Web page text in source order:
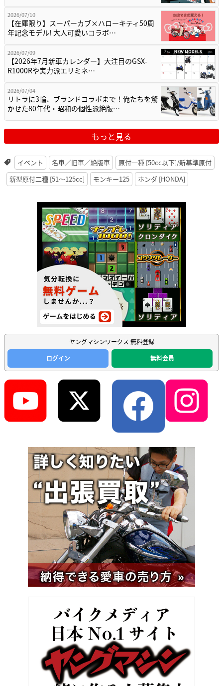
2026/07/10
【在庫限り】スーパーカブ×ハローキティ50周
年記念モデル! 大人可愛いコラボ…
2026/07/09
【2026年7月新車カレンダー】大注目のGSX-
R1000Rや実力派エリミネ…
2026/07/04
リトラに3輪、ブランドコラボまで！俺たちを驚
かせた80年代・昭和の個性派絶版…
もっと見る
イベント 名車／旧車／絶版車
原付一種 [50cc以下]/新基準原付
新型原付二種 [51〜125cc]
モンキー125 ホンダ [HONDA]
ヤングマシンワークス 無料登録
ログイン
無料会員